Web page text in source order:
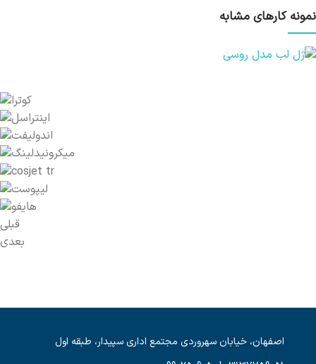
نمونه کارهای مشابه
قبلی
بعدی
اصفهان، خیابان سهروردی مجتمع اداری سپیدار، طبقه اول